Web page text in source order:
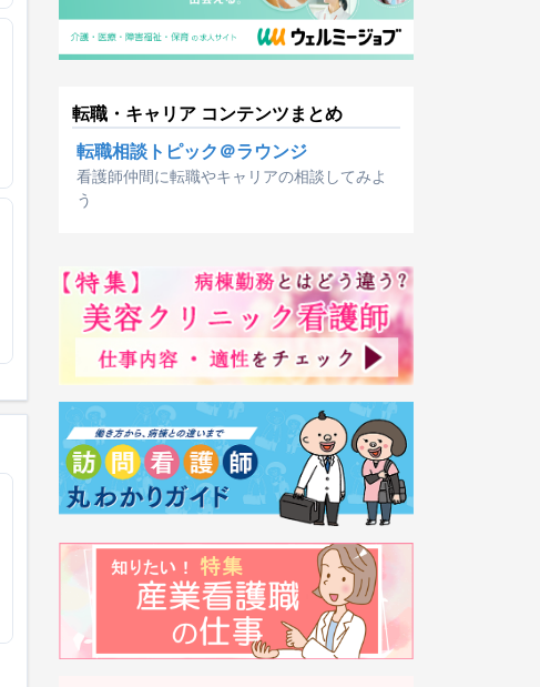
転職・キャリア コンテンツまとめ
転職相談トピック＠ラウンジ
看護師仲間に転職やキャリアの相談してみよ
う